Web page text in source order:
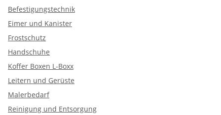
Befestigungstechnik
Eimer und Kanister
Frostschutz
Handschuhe
Koffer Boxen L-Boxx
Leitern und Gerüste
Malerbedarf
Reinigung und Entsorgung